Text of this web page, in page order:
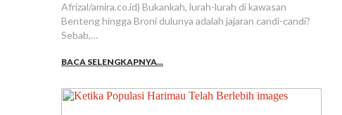
Afrizal/amira.co.id) Bukankah, lurah-lurah di kawasan
Benteng hingga Broni dulunya adalah jajaran candi-candi?
Sebab,…
BACA SELENGKAPNYA...